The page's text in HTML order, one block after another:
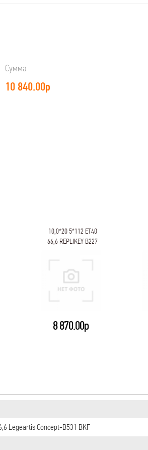
Сумма
10 840.00р
10,0*20 5*112 ET40
66,6 RЕPLIKEY B227
8 870.00р
Legeartis Concept-B531 BKF